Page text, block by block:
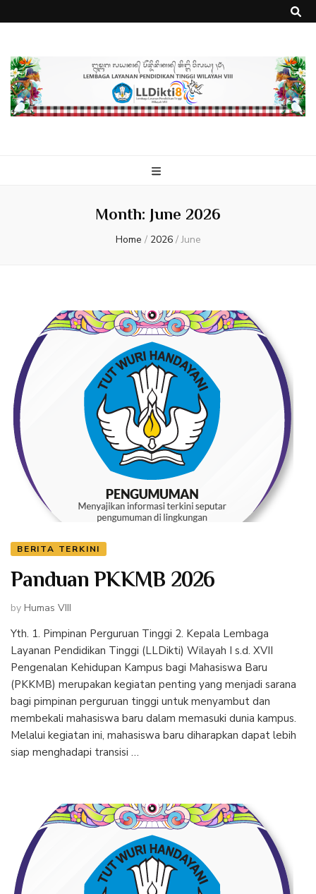
Month: June 2026
Home / 2026 / June
BERITA TERKINI
Panduan PKKMB 2026
by Humas VIII
Yth. 1. Pimpinan Perguruan Tinggi 2. Kepala Lembaga
Layanan Pendidikan Tinggi (LLDikti) Wilayah I s.d. XVII
Pengenalan Kehidupan Kampus bagi Mahasiswa Baru
(PKKMB) merupakan kegiatan penting yang menjadi sarana
bagi pimpinan perguruan tinggi untuk menyambut dan
membekali mahasiswa baru dalam memasuki dunia kampus.
Melalui kegiatan ini, mahasiswa baru diharapkan dapat lebih
siap menghadapi transisi …